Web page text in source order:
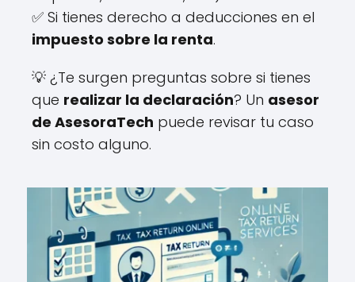
✅ Si tienes derecho a deducciones en el
impuesto sobre la renta.
💡 ¿Te surgen preguntas sobre si tienes
que realizar la declaración? Un asesor
de AsesoraTech puede revisar tu caso
sin costo alguno.